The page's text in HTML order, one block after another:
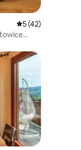
Durchschnittliche
5 (42)